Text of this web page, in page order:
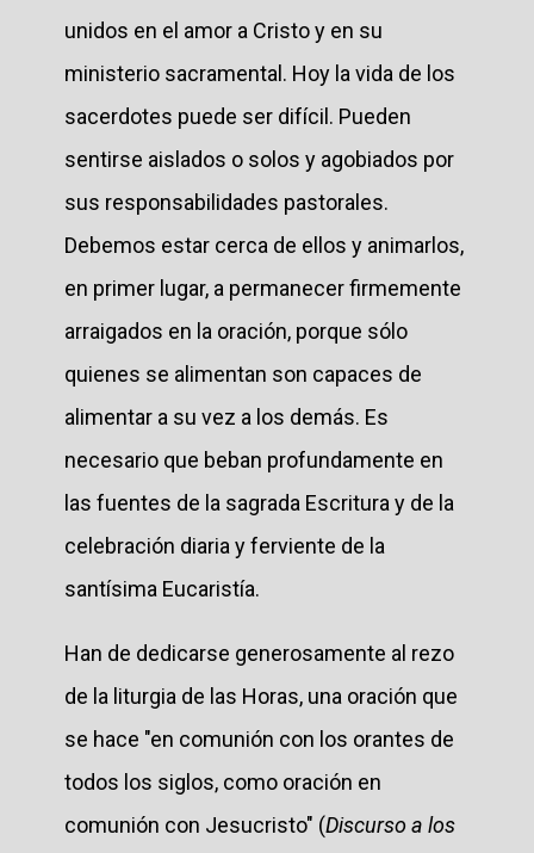
unidos en el amor a Cristo y en su
ministerio sacramental. Hoy la vida de los
sacerdotes puede ser difícil. Pueden
sentirse aislados o solos y agobiados por
sus responsabilidades pastorales.
Debemos estar cerca de ellos y animarlos,
en primer lugar, a permanecer firmemente
arraigados en la oración, porque sólo
quienes se alimentan son capaces de
alimentar a su vez a los demás. Es
necesario que beban profundamente en
las fuentes de la sagrada Escritura y de la
celebración diaria y ferviente de la
santísima Eucaristía.
Han de dedicarse generosamente al rezo
de la liturgia de las Horas, una oración que
se hace "en comunión con los orantes de
todos los siglos, como oración en
comunión con Jesucristo" (Discurso a los